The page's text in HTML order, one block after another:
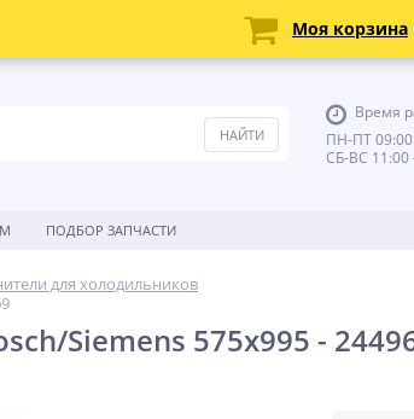
Время
ПН-ПТ 09:00
СБ-ВС 11:00
ПОДБОР ЗАПЧАСТИ
для холодильников
Siemens 575x995 -
Моя корзина